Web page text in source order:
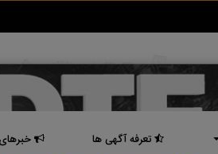
تعرفه آگهی ها